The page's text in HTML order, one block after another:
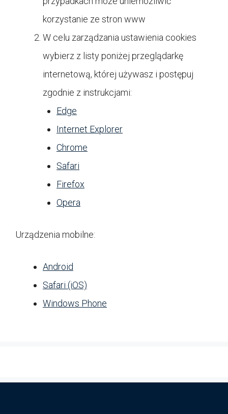
korzystanie ze stron www
W celu zarządzania ustawienia cookies
wybierz z listy poniżej przeglądarkę
internetową, której używasz i postępuj
zgodnie z instrukcjami:
Edge
Internet Explorer
Chrome
Safari
Firefox
Opera
Urządzenia mobilne:
Android
Safari (iOS)
Windows Phone